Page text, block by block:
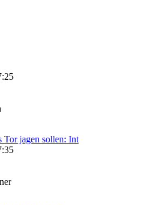
Tor jagen sollen: Int